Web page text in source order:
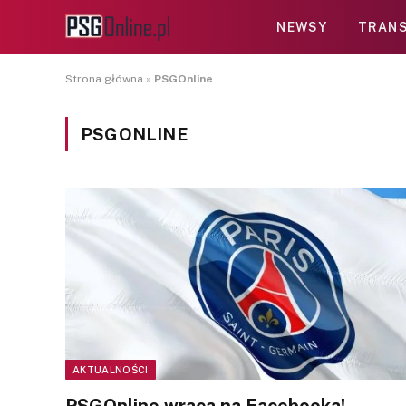
NEWSY
Strona główna » PSGOnline
PSGONLINE
AKTUALNOŚCI